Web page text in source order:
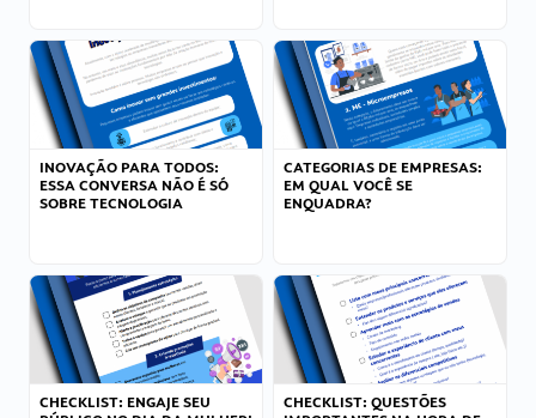
INOVAÇÃO PARA TODOS:
ESSA CONVERSA NÃO É SÓ
SOBRE TECNOLOGIA
CATEGORIAS DE EMPRESAS:
EM QUAL VOCÊ SE
ENQUADRA?
CHECKLIST: ENGAJE SEU
CHECKLIST: QUESTÕES